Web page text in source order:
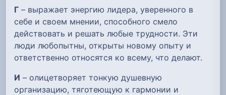
Г – выражает энергию лидера, уверенного в
себе и своем мнении, способного смело
действовать и решать любые трудности. Эти
люди любопытны, открыты новому опыту и
ответственно относятся ко всему, что делают.
И – олицетворяет тонкую душевную
организацию, тяготеющую к гармонии и